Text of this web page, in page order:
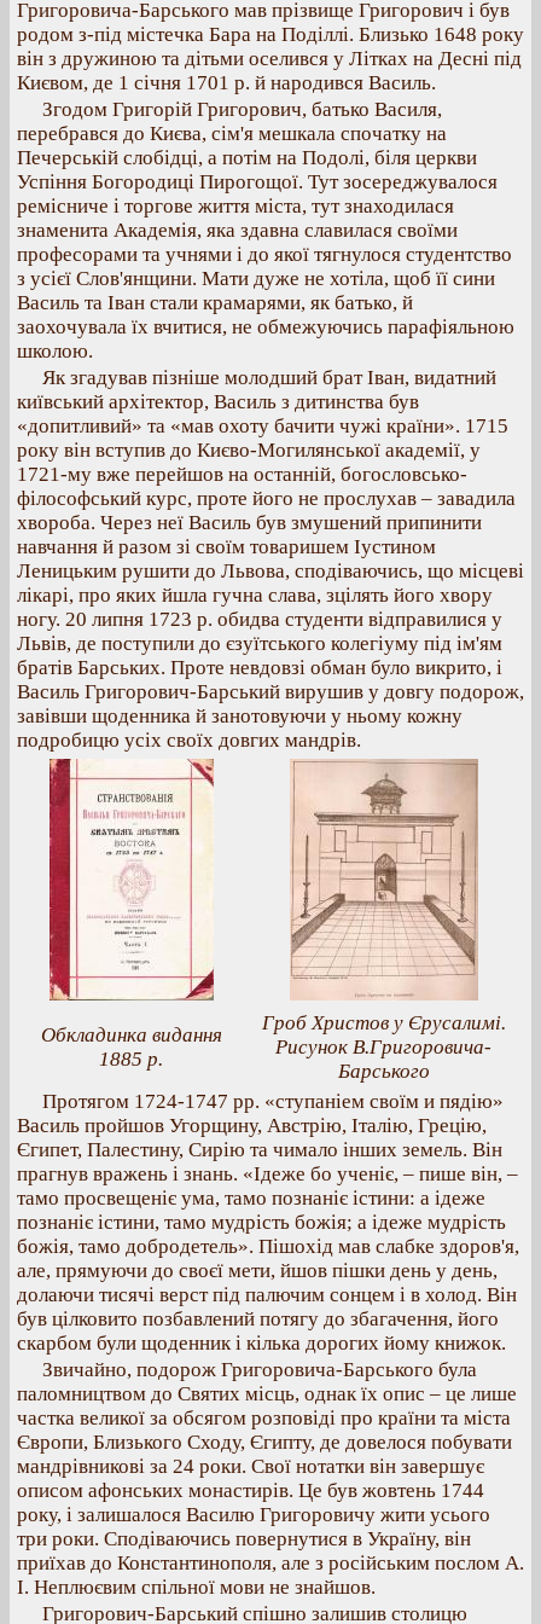
Григоровича-Барського мав прізвище Григорович і був
родом з-під містечка Бара на Поділлі. Близько 1648 року
він з дружиною та дітьми оселився у Літках на Десні під
Києвом, де 1 січня 1701 р. й народився Василь.
Згодом Григорій Григорович, батько Василя,
перебрався до Києва, сім'я мешкала спочатку на
Печерській слобідці, а потім на Подолі, біля церкви
Успіння Богородиці Пирогощої. Тут зосереджувалося
ремісниче і торгове життя міста, тут знаходилася
знаменита Академія, яка здавна славилася своїми
професорами та учнями і до якої тягнулося студентство
з усієї Слов'янщини. Мати дуже не хотіла, щоб її сини
Василь та Іван стали крамарями, як батько, й
заохочувала їх вчитися, не обмежуючись парафіяльною
школою.
Як згадував пізніше молодший брат Іван, видатний
київський архітектор, Василь з дитинства був
«допитливий» та «мав охоту бачити чужі країни». 1715
року він вступив до Києво-Могилянської академії, у
1721-му вже перейшов на останній, богословсько-
філософський курс, проте його не прослухав – завадила
хвороба. Через неї Василь був змушений припинити
навчання й разом зі своїм товаришем Іустином
Леницьким рушити до Львова, сподіваючись, що місцеві
лікарі, про яких йшла гучна слава, зцілять його хвору
ногу. 20 липня 1723 р. обидва студенти відправилися у
Львів, де поступили до єзуїтського колегіуму під ім'ям
братів Барських. Проте невдовзі обман було викрито, і
Василь Григорович-Барський вирушив у довгу подорож,
завівши щоденника й занотовуючи у ньому кожну
подробицю усіх своїх довгих мандрів.
Обкладинка видання
1885 р.
Гроб Христов у Єрусалимі.
Рисунок В.Григоровича-
Барського
Протягом 1724-1747 рр. «ступаніем своїм и пядію»
Василь пройшов Угорщину, Австрію, Італію, Грецію,
Єгипет, Палестину, Сирію та чимало інших земель. Він
прагнув вражень і знань. «Ідеже бо ученіє, – пише він, –
тамо просвещеніє ума, тамо познаніє істини: а ідеже
познаніє істини, тамо мудрість божія; а ідеже мудрість
божія, тамо добродетель». Пішохід мав слабке здоров'я,
але, прямуючи до своєї мети, йшов пішки день у день,
долаючи тисячі верст під палючим сонцем і в холод. Він
був цілковито позбавлений потягу до збагачення, його
скарбом були щоденник і кілька дорогих йому книжок.
Звичайно, подорож Григоровича-Барського була
паломництвом до Святих місць, однак їх опис – це лише
частка великої за обсягом розповіді про країни та міста
Європи, Близького Сходу, Єгипту, де довелося побувати
мандрівникові за 24 роки. Свої нотатки він завершує
описом афонських монастирів. Це був жовтень 1744
року, і залишалося Василю Григоровичу жити усього
три роки. Сподіваючись повернутися в Україну, він
приїхав до Константинополя, але з російським послом А.
І. Неплюєвим спільної мови не знайшов.
Григорович-Барський спішно залишив столицю